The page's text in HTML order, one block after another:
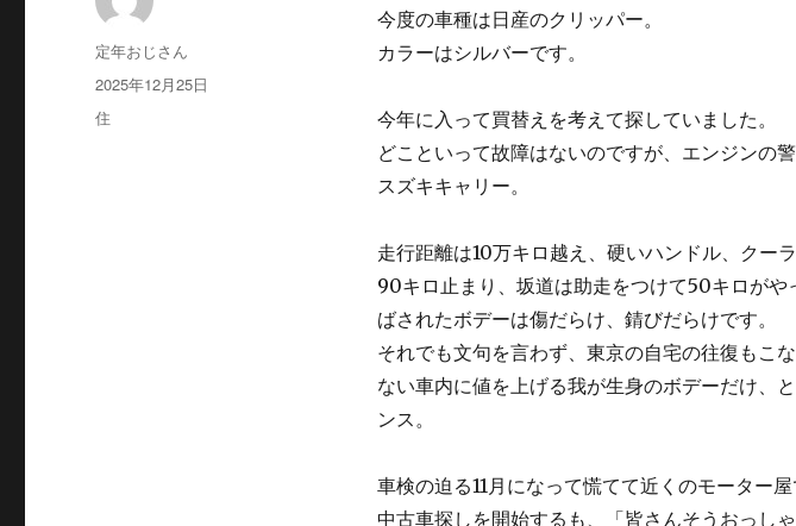
今度の車種は日産のクリッパー。
カラーはシルバーです。
今年に入って買替えを考えて探していました。
どこといって故障はないのですが、エンジンの
スズキキャリー。
走行距離は10万キロ越え、硬いハンドル、クー
90キロ止まり、坂道は助走をつけて50キロがや
ばされたボデーは傷だらけ、錆びだらけです。
それでも文句を言わず、東京の自宅の往復もこ
ない車内に値を上げる我が生身のボデーだけ、
ンス。
車検の迫る11月になって慌てて近くのモーター
中古車探しを開始するも、「皆さんそうおっし
投
稿
定年おじさん
投
稿
2025年12月25日
カ
住